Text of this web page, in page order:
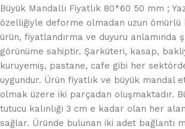
Büyük Mandallı Fiyatlık 80*60 50 mm ;
özelliğiyle deforme olmadan uzun ömürlü
ürün, fiyatlandırma ve duyuru anlamında
görünüme sahiptir. Şarküteri, kasap,
kuruyemiş, pastane, cafe gibi her
uygundur. Ürün fiyatlık ve büyük mandal
olmak üzere iki parçadan oluşmaktadır.
tutucu kalınlığı 3 cm e kadar olan her
sağlar. Üründe bulunan iki adet bağlantı